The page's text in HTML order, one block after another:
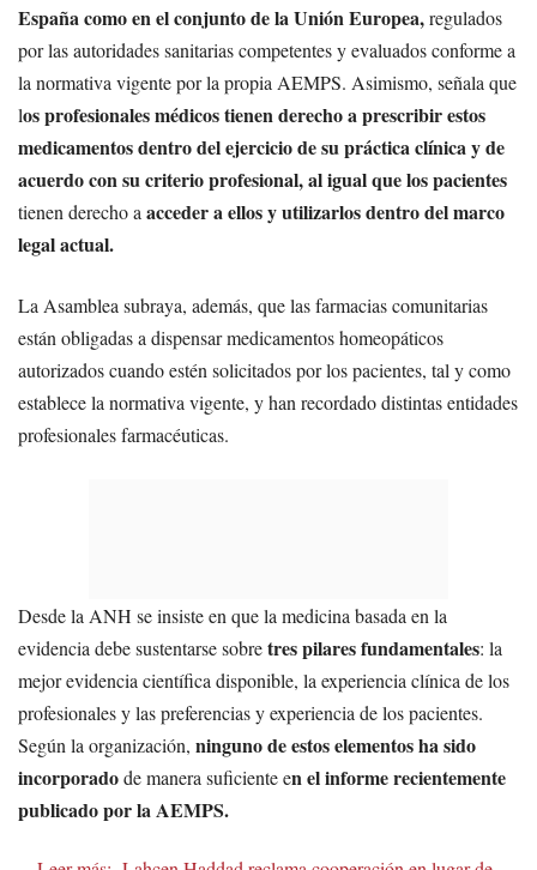
España como en el conjunto de la Unión Europea,regulados
por las autoridades sanitarias competentes y evaluados conforme a
la normativa vigente por la propia AEMPS. Asimismo, señala que
los profesionales médicos tienen derecho a prescribir estos
medicamentos dentro del ejercicio de su práctica clínica y de
acuerdo con su criterio profesional, al igual que los pacientes
tienen derecho a acceder a ellos y utilizarlos dentro del marco
legal actual.
La Asamblea subraya, además, que las farmacias comunitarias
están obligadas a dispensar medicamentos homeopáticos
autorizados cuando estén solicitados por los pacientes, tal y como
establece la normativa vigente, y han recordado distintas entidades
profesionales farmacéuticas.
Desde la ANH se insiste en que la medicina basada en la
evidencia debe sustentarse sobretres pilares fundamentales: la
mejor evidencia científica disponible, la experiencia clínica de los
profesionales y las preferencias y experiencia de los pacientes.
Según la organización, ninguno de estos elementos ha sido
incorporadode manera suficiente en el informe recientemente
publicado por la AEMPS.